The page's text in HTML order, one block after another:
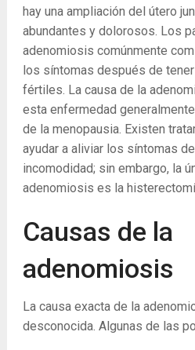
hay una ampliación del útero
abundantes y dolorosos. Los
adenomiosis comúnmente
los síntomas después de
fértiles. La causa de la
esta enfermedad
de la menopausia. Existen
ayudar a aliviar los síntomas
incomodidad; sin embargo, la
adenomiosis es la
Causas de la
adenomiosis
La causa exacta de la
desconocida. Algunas de las